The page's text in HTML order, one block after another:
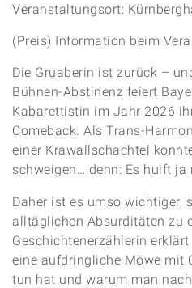
Veranstaltungsort:
(Preis) Information beim
Die Gruaberin ist zurück –
Bühnen-Abstinenz feiert
Kabarettistin im Jahr 2026
Comeback. Als Trans-
einer Krawallschachtel
schweigen… denn: Es huift ja
Daher ist es umso wichtiger,
alltäglichen Absurditäten zu
Geschichtenerzählerin
eine aufdringliche Möwe mit
tun hat und warum man